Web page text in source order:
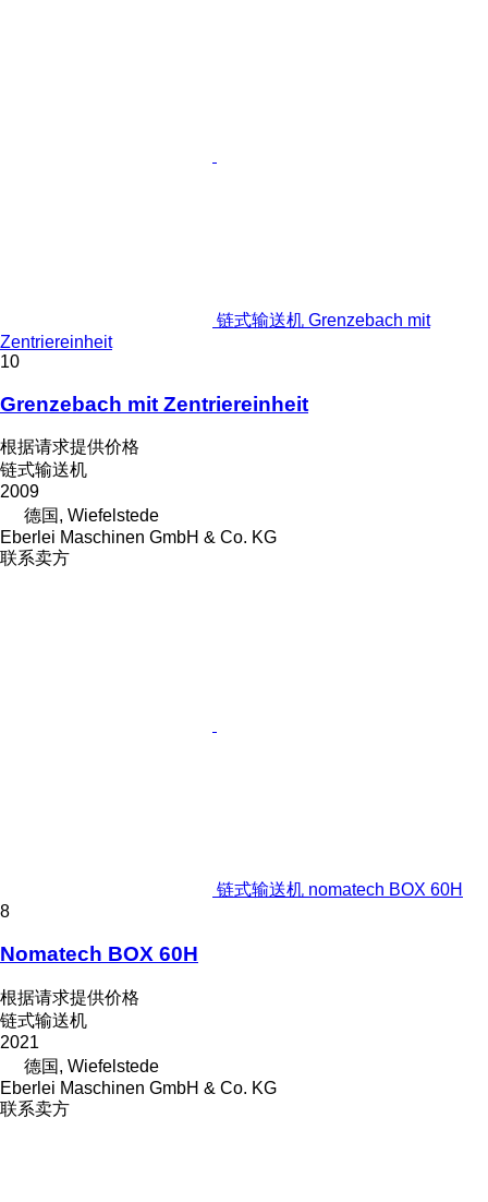
链式输送机 Grenzebach mit
Zentriereinheit
10
Grenzebach mit Zentriereinheit
根据请求提供价格
链式输送机
2009
德国, Wiefelstede
Eberlei Maschinen GmbH & Co. KG
联系卖方
链式输送机 nomatech BOX 60H
8
Nomatech BOX 60H
根据请求提供价格
链式输送机
2021
德国, Wiefelstede
Eberlei Maschinen GmbH & Co. KG
联系卖方